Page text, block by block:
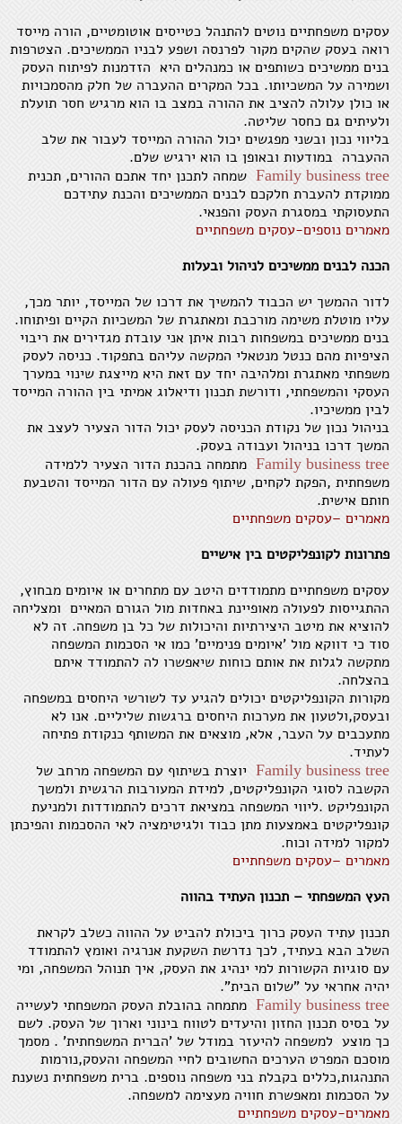
עסקים משפחתיים נוטים להתנהל כטייסים אוטומטיים, הורה מייסד
רואה בעסק שהקים מקור לפרנסה ושפע לבניו הממשיכים. הצטרפות
בנים ממשיכים כשותפים או כמנהלים היא הזדמנות לפיתוח העסק
ושמירה על המשכיותו. בכל המקרים ההעברה של חלק מהסמכויות
או כולן עלולה להציב את ההורה במצב בו הוא מרגיש חסר תועלת
ולעיתים גם כחסר שליטה.
בליווי נכון ובשני מפגשים יכול ההורה המייסד לעבור את שלב
ההעברה במודעות ובאופן בו הוא ירגיש שלם.
Family business tree שמחה לתכנן יחד אתכם ההורים, תכנית
ממוקדת להעברת חלקכם לבנים הממשיכים והכנת עתידכם
התעסוקתי במסגרת העסק והפנאי.
מאמרים נוספים-עסקים משפחתיים
הכנה לבנים ממשיכים לניהול ובעלות
לדור ההמשך יש הכבוד להמשיך את דרכו של המייסד, יותר מכך,
עליו מוטלת משימה מורכבת ומאתגרת של המשכיות הקיים ופיתוחו.
בנים ממשיכים במשפחות רבות איתן אני עובדת מגדירים את ריבוי
הציפיות מהם כנטל מנטאלי המקשה עליהם בתפקוד. כניסה לעסק
משפחתי מאתגרת ומלהיבה יחד עם זאת היא מייצגת שינוי במערך
העסקי והמשפחתי, ודורשת תכנון ודיאלוג אמיתי בין ההורה המייסד
לבין ממשיכיו.
בניהול נכון של נקודת הכניסה לעסק יכול הדור הצעיר לעצב את
המשך דרכו בניהול ועבודה בעסק.
Family business tree מתמחה בהכנת הדור הצעיר ללמידה
משפחתית ,הפקת לקחים, שיתוף פעולה עם הדור המייסד והטבעת
חותם אישית.
מאמרים –עסקים משפחתיים
פתרונות לקונפליקטים בין אישיים
עסקים משפחתיים מתמודדים היטב עם מתחרים או איומים מבחוץ,
ההתגייסות לפעולה מאופיינת באחדות מול הגורם המאיים ומצליחה
להוציא את מיטב היצירתיות והיכולות של כל בן משפחה. זה לא
סוד כי דווקא מול 'איומים פנימיים' כמו אי הסכמות המשפחה
מתקשה לגלות את אותם כוחות שיאפשרו לה להתמודד איתם
בהצלחה.
מקורות הקונפליקטים יכולים להגיע עד לשורשי היחסים במשפחה
ובעסק,ולטעון את מערכות היחסים ברגשות שליליים. אנו לא
מתעכבים על העבר, אלא, מוצאים את המשותף כנקודת פתיחה
לעתיד.
Family business tree יוצרת בשיתוף עם המשפחה מרחב של
הקשבה לסוגי הקונפליקטים, למידת המעורבות הרגשית ולמשך
הקונפליקט .ליווי המשפחה במציאת דרכים להתמודדות ולמניעת
קונפליקטים באמצעות מתן כבוד ולגיטימציה לאי ההסכמות והפיכתן
למקור למידה וכוח.
מאמרים –עסקים משפחתיים
העץ המשפחתי – תכנון העתיד בהווה
תכנון עתיד העסק כרוך ביכולת להביט על ההווה כשלב לקראת
השלב הבא בעתיד, לכך נדרשת השקעת אנרגיה ואומץ להתמודד
עם סוגיות הקשורות למי ינהיג את העסק, איך תנוהל המשפחה, ומי
יהיה אחראי על "שלום הבית".
Family business tree מתמחה בהובלת העסק המשפחתי לעשייה
על בסיס תכנון החזון והיעדים לטווח בינוני וארוך של העסק. לשם
כך מוצע למשפחה להיעזר במודל של 'הברית המשפחתית' . מסמך
מוסכם המפרט הערכים החשובים לחיי המשפחה והעסק,נורמות
התנהגות,כללים בקבלת בני משפחה נוספים. ברית משפחתית נשענת
על הסכמות ומאפשרת חוויה מעצימה למשפחה.
מאמרים-עסקים משפחתיים